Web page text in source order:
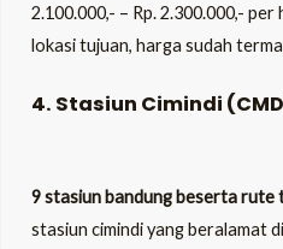
2.100.000,- – Rp. 2.300.000,-
lokasi tujuan, harga sudah
4. Stasiun Cimindi
9 stasiun bandung beserta rute
stasiun cimindi yang beralamat